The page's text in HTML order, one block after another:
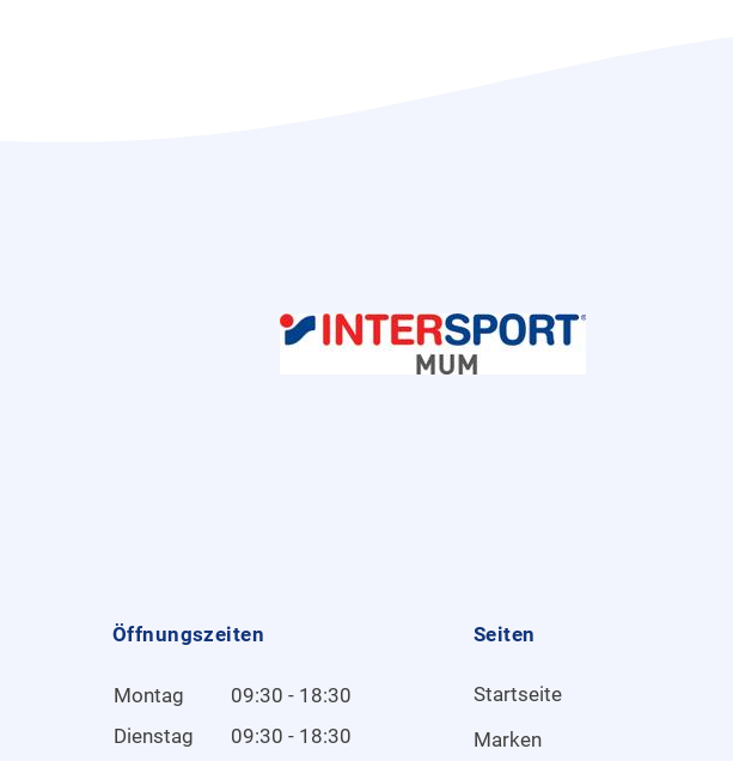
Öffnungszeiten
Montag
09:30 - 18:30
Dienstag
09:30 - 18:30
Seiten
Startseite
Marken